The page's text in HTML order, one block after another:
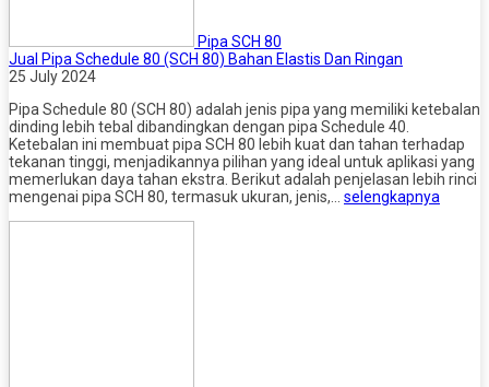
Pipa SCH 80
Jual Pipa Schedule 80 (SCH 80) Bahan Elastis Dan Ringan
25 July 2024
Pipa Schedule 80 (SCH 80) adalah jenis pipa yang memiliki ketebalan
dinding lebih tebal dibandingkan dengan pipa Schedule 40.
Ketebalan ini membuat pipa SCH 80 lebih kuat dan tahan terhadap
tekanan tinggi, menjadikannya pilihan yang ideal untuk aplikasi yang
memerlukan daya tahan ekstra. Berikut adalah penjelasan lebih rinci
mengenai pipa SCH 80, termasuk ukuran, jenis,… selengkapnya